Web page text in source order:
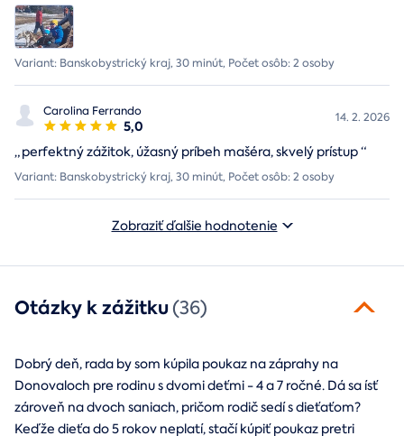
Variant: Banskobystrický kraj, 30 minút, Počet osôb: 2 osoby
Carolina Ferrando
5,0 14. 2. 2026
„perfektný zážitok, úžasný príbeh mašéra, skvelý prístup“
Variant: Banskobystrický kraj, 30 minút, Počet osôb: 2 osoby
Zobraziť ďalšie hodnotenie
Otázky k zážitku(36)
Dobrý deň, rada by som kúpila poukaz na záprahy na
Donovaloch pre rodinu s dvomi deťmi - 4 a 7 ročné. Dá sa ísť
zároveň na dvoch saniach, pričom rodič sedí s dieťaťom?
Keďže dieťa do 5 rokov neplatí, stačí kúpiť poukaz pretri